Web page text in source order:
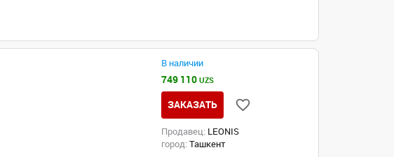
В наличии
749 110UZS
ЗАКАЗАТЬ
Продавец: LEONIS
город: Ташкент